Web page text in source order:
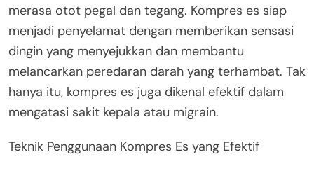
merasa otot pegal dan tegang. Kompres es siap
menjadi penyelamat dengan memberikan sensasi
dingin yang menyejukkan dan membantu
melancarkan peredaran darah yang terhambat. Tak
hanya itu, kompres es juga dikenal efektif dalam
mengatasi sakit kepala atau migrain.
Teknik Penggunaan Kompres Es yang Efektif